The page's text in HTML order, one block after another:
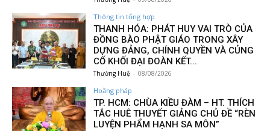
Thông tin tổng hợp
THANH HÓA: PHÁT HUY VAI TRÒ CỦA
ĐỒNG BÀO PHẬT GIÁO TRONG XÂY
DỰNG ĐẢNG, CHÍNH QUYỀN VÀ CỦNG
CỐ KHỐI ĐẠI ĐOÀN KẾT...
Thường Huệ - 08/08/2026
Hoằng pháp
TP. HCM: CHÙA KIỀU ĐÀM – HT. THÍCH
TẮC HUÊ THUYẾT GIẢNG CHỦ ĐỀ “RÈN
LUYỆN PHẨM HẠNH SA MÔN”